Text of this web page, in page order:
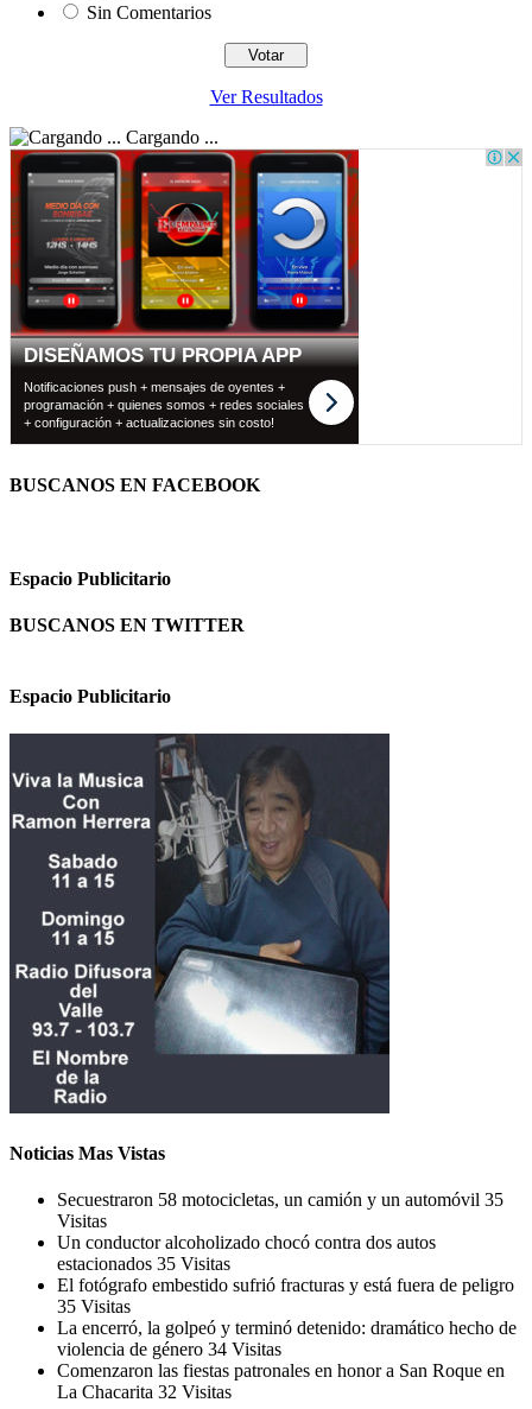
Sin Comentarios
Ver Resultados
Cargando ...
BUSCANOS EN FACEBOOK
Espacio Publicitario
BUSCANOS EN TWITTER
Espacio Publicitario
Noticias Mas Vistas
Secuestraron 58 motocicletas, un camión y un automóvil 35
Visitas
Un conductor alcoholizado chocó contra dos autos
estacionados 35 Visitas
El fotógrafo embestido sufrió fracturas y está fuera de peligro
35 Visitas
La encerró, la golpeó y terminó detenido: dramático hecho de
violencia de género 34 Visitas
Comenzaron las fiestas patronales en honor a San Roque en
La Chacarita 32 Visitas